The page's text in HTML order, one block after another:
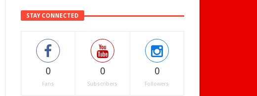
STAY CONNECTED
0
Fans
0
Subscribers
0
Followers